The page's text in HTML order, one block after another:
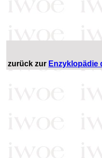
zurück zur Enzyklopädie